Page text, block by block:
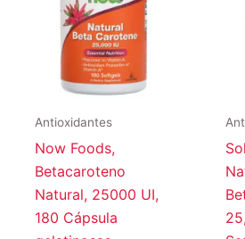
Antioxidantes
Now Foods,
Betacaroteno
Natural, 25000 UI,
180 Cápsula